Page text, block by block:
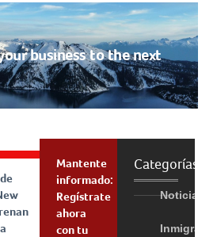
business to the next
Mantente
informado:
Regístrate
ahora
con tu
Categorías
Noticias